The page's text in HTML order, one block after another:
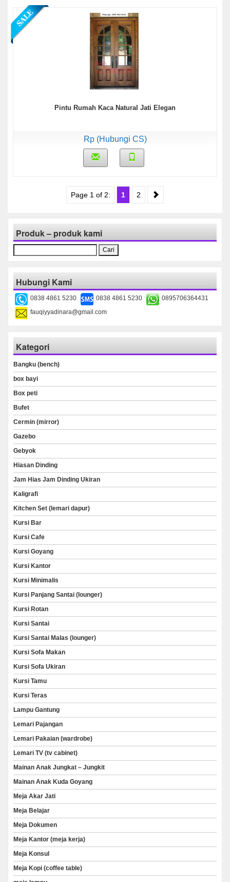
Pintu Rumah Kaca Natural Jati Elegan
Rp (Hubungi CS)
Page 1 of 2: 1 2
Produk – produk kami
untuk:
Hubungi Kami
0838 4861 5230 0838 4861 5230
0895706364431
fauqiyyadinara@gmail.com
Kategori
Bangku (bench)
box bayi
Box peti
Bufet
Cermin (mirror)
Gazebo
Gebyok
Hiasan Dinding
Jam Hias Jam Dinding Ukiran
Kaligrafi
Kitchen Set (lemari dapur)
Kursi Bar
Kursi Cafe
Kursi Goyang
Kursi Kantor
Kursi Minimalis
Kursi Panjang Santai (lounger)
Kursi Rotan
Kursi Santai
Kursi Santai Malas (lounger)
Kursi Sofa Makan
Kursi Sofa Ukiran
Kursi Tamu
Kursi Teras
Lampu Gantung
Lemari Pajangan
Lemari Pakaian (wardrobe)
Lemari TV (tv cabinet)
Mainan Anak Jungkat – Jungkit
Mainan Anak Kuda Goyang
Meja Akar Jati
Meja Belajar
Meja Dokumen
Meja Kantor (meja kerja)
Meja Konsul
Meja Kopi (coffee table)